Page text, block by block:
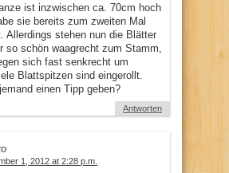
ist inzwischen ca. 70cm hoch
sie bereits zum zweiten Mal
Allerdings stehen nun die Blätter
so schön waagrecht zum Stamm,
sich fast senkrecht um
Blattspitzen sind eingerollt.
einen Tipp geben?
Antworten
1, 2012 at 2:28 p.m.